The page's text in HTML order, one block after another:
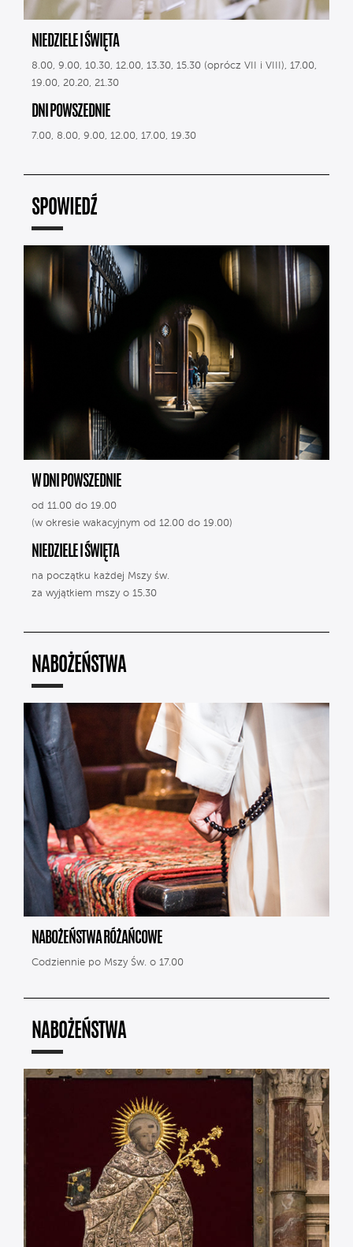
NIEDZIELE I ŚWIĘTA
8.00, 9.00, 10.30, 12.00, 13.30, 15.30 (oprócz VII i VIII), 17.00,
19.00, 20.20, 21.30
DNI POWSZEDNIE
7.00, 8.00, 9.00, 12.00, 17.00, 19.30
SPOWIEDŹ
W DNI POWSZEDNIE
od 11.00 do 19.00
(w okresie wakacyjnym od 12.00 do 19.00)
NIEDZIELE I ŚWIĘTA
na początku każdej Mszy św.
za wyjątkiem mszy o 15.30
NABOŻEŃSTWA
NABOŻEŃSTWA RÓŻAŃCOWE
Codziennie po Mszy Św. o 17.00
NABOŻEŃSTWA